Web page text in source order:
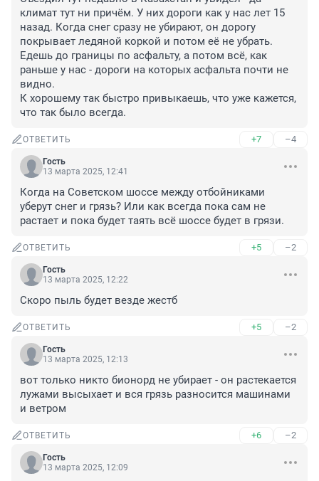
климат тут ни причём. У них дороги как у нас лет 15
назад. Когда снег сразу не убирают, он дорогу
покрывает ледяной коркой и потом её не убрать.
Едешь до границы по асфальту, а потом всё, как
раньше у нас - дороги на которых асфальта почти не
видно.
К хорошему так быстро привыкаешь, что уже кажется,
что так было всегда.
ОТВЕТИТЬ +7 –4
Гость
13 марта 2025, 12:41
Когда на Советском шоссе между отбойниками
уберут снег и грязь? Или как всегда пока сам не
растает и пока будет таять всё шоссе будет в грязи.
ОТВЕТИТЬ +5 –2
Гость
13 марта 2025, 12:22
Скоро пыль будет везде жестб
ОТВЕТИТЬ +5 –2
Гость
13 марта 2025, 12:13
вот только никто бионорд не убирает - он растекается
лужами высыхает и вся грязь разносится машинами
и ветром
ОТВЕТИТЬ +6 –2
Гость
13 марта 2025, 12:09